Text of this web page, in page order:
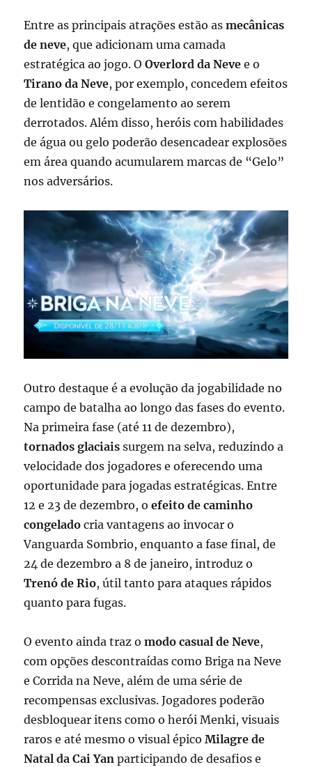
Entre as principais atrações estão asmecânicas
de neve, que adicionam uma camada
estratégica ao jogo. OOverlord da Neve e o
Tirano da Neve, por exemplo, concedem efeitos
de lentidão e congelamento ao serem
derrotados. Além disso, heróis com habilidades
de água ou gelo poderão desencadear explosões
em área quando acumularem marcas de “Gelo”
nos adversários.
Outro destaque é a evolução da jogabilidade no
campo de batalha ao longo das fases do evento.
Na primeira fase (até 11 de dezembro),
tornados glaciais surgem na selva, reduzindo a
velocidade dos jogadores e oferecendo uma
oportunidade para jogadas estratégicas. Entre
12 e 23 de dezembro, oefeito de caminho
congelado cria vantagens ao invocar o
Vanguarda Sombrio, enquanto a fase final, de
24 de dezembro a 8 de janeiro, introduz o
Trenó de Rio, útil tanto para ataques rápidos
quanto para fugas.
O evento ainda traz omodo casual de Neve,
com opções descontraídas como Briga na Neve
e Corrida na Neve, além de uma série de
recompensas exclusivas. Jogadores poderão
desbloquear itens como o herói Menki, visuais
raros e até mesmo o visual épicoMilagre de
Natal da Cai Yan participando de desafios e